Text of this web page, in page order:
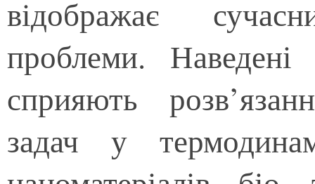
відображає
проблеми. Наведені
сприяють
задач у